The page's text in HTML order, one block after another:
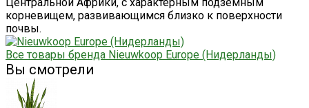
корневищем, развивающимся близко к поверхности
почвы.
Все товары бренда Nieuwkoop Europe (Нидерланды)
Вы смотрели